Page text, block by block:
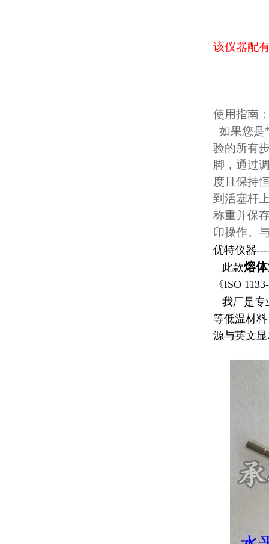
该仪器配
使用指南
如果您是
验的所有
脚，通过
度且保持
到活塞杆
称重并保
印操作。
优特仪器
此款熔
《ISO
我厂是专
等低温材
源与英文